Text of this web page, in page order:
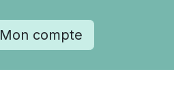
Mon compte